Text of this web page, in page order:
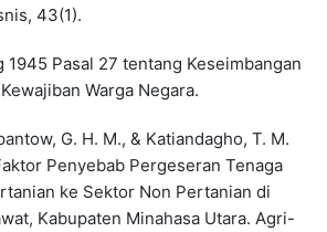
43(1).
1945 Pasal 27 tentang Keseimbangan
Warga Negara.
G. H. M., & Katiandagho, T. M.
Penyebab Pergeseran Tenaga
ke Sektor Non Pertanian di
Kabupaten Minahasa Utara. Agri-